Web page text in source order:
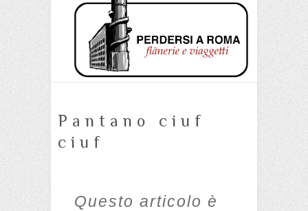
Pantano ciuf
ciuf
Questo articolo è